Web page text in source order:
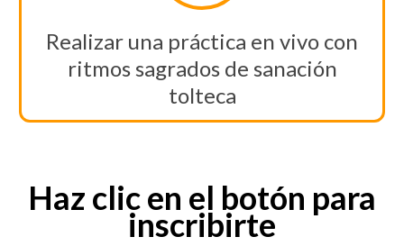
Realizar una práctica en vivo con
ritmos sagrados de sanación
tolteca
Haz clic en el botón para
inscribirte